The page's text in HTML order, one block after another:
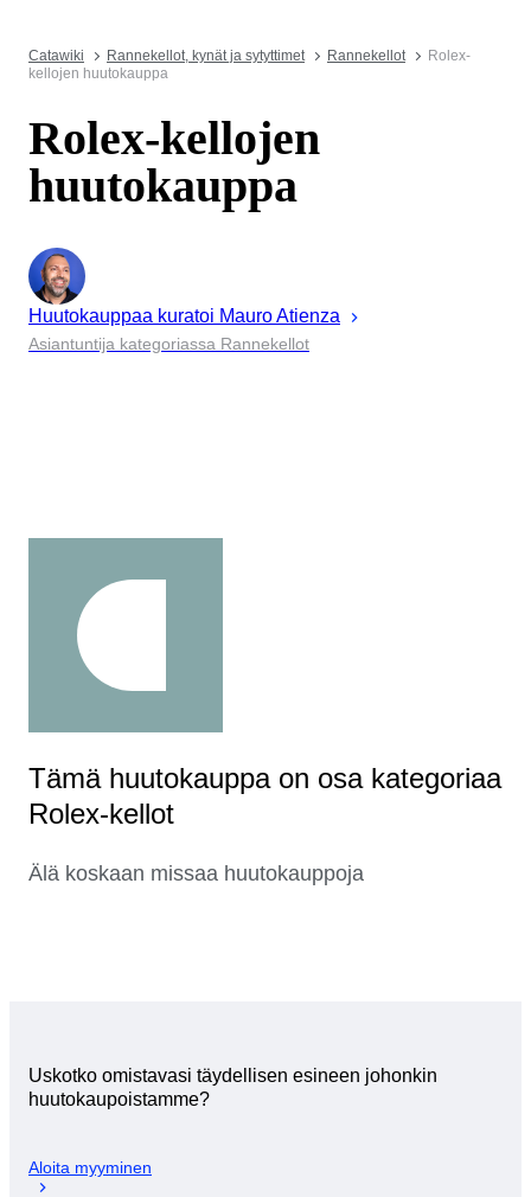
Catawiki Rannekellot, kynät ja sytyttimet Rannekellot
Rolex-
kellojen huutokauppa
Rolex-kellojen
huutokauppa
Huutokauppaa kuratoi MauroAtienza
Asiantuntija kategoriassa Rannekellot
Tämä huutokauppa on osa kategoriaa
Rolex-kellot
Älä koskaan missaa huutokauppoja
Uskotko omistavasi täydellisen esineen johonkin
huutokaupoistamme?
Aloita myyminen